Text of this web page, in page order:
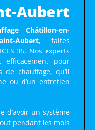
Aubert
Châtillon-en-
Aubert, faites
35. Nos experts
efficacement pour
de chauffage, qu’il
ou d’un entretien
d’avoir un système
pendant les mois